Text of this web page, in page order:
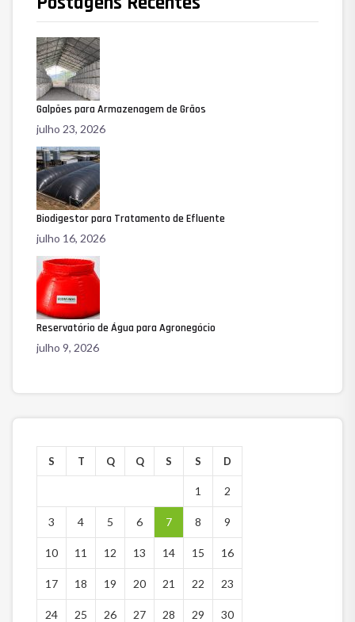
Galpões para Armazenagem de Grãos
julho 23, 2026
Biodigestor para Tratamento de Efluente
julho 16, 2026
Reservatório de Água para Agronegócio
julho 9, 2026
S T Q Q S S D
1 2
3 4 5 6 7 8 9
10 11 12 13 14 15 16
17 18 19 20 21 22 23
24 25 26 27 28 29 30